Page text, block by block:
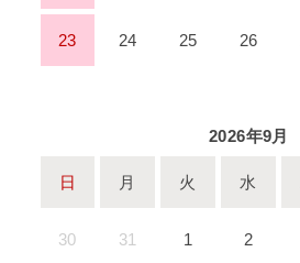
23 24 25 26
2026年9月
日 月 火 水
30 31 1 2